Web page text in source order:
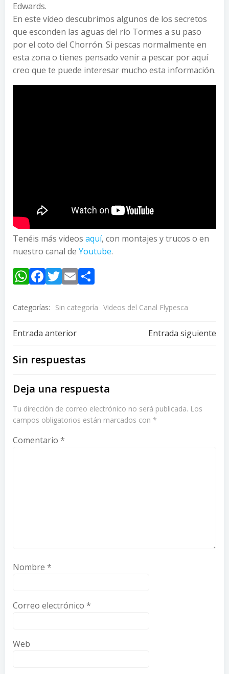
Edwards.
En este vídeo descubrimos algunos de los secretos
que esconden las aguas del río Tormes a su paso
por el coto del Chorrón. Si pescas normalmente en
esta zona o tienes pensado venir a pescar por aquí
creo que te puede interesar mucho esta información.
Tenéis más videos aquí, con montajes y trucos o en
nuestro canal de Youtube.
WhatsApp
Facebook
Twitter
Email
Categorías: Sin categoría Videos del Canal Flypesca
Navegación
de
entradas
Entrada anterior
Navegación
Entrada siguiente
Sin respuestas
Deja una respuesta
Tu dirección de correo electrónico no será publicada. Los
campos obligatorios están marcados con *
Comentario *
Nombre *
Correo electrónico *
Web